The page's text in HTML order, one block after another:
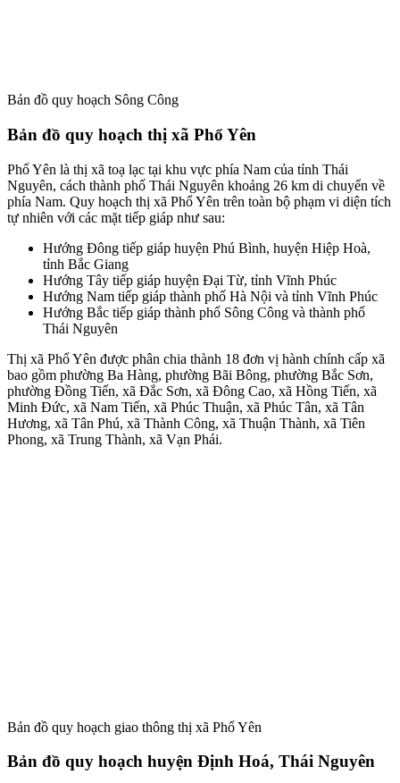
Bản đồ quy hoạch Sông Công
Bản đồ quy hoạch thị xã Phổ Yên
Phổ Yên là thị xã toạ lạc tại khu vực phía Nam của tỉnh Thái
Nguyên, cách thành phố Thái Nguyên khoảng 26 km di chuyển về
phía Nam. Quy hoạch thị xã Phổ Yên trên toàn bộ phạm vi diện tích
tự nhiên với các mặt tiếp giáp như sau:
Hướng Đông tiếp giáp huyện Phú Bình, huyện Hiệp Hoà,
tỉnh Bắc Giang
Hướng Tây tiếp giáp huyện Đại Từ, tỉnh Vĩnh Phúc
Hướng Nam tiếp giáp thành phố Hà Nội và tỉnh Vĩnh Phúc
Hướng Bắc tiếp giáp thành phố Sông Công và thành phố
Thái Nguyên
Thị xã Phổ Yên được phân chia thành 18 đơn vị hành chính cấp xã
bao gồm phường Ba Hàng, phường Bãi Bông, phường Bắc Sơn,
phường Đồng Tiến, xã Đắc Sơn, xã Đông Cao, xã Hồng Tiến, xã
Minh Đức, xã Nam Tiến, xã Phúc Thuận, xã Phúc Tân, xã Tân
Hương, xã Tân Phú, xã Thành Công, xã Thuận Thành, xã Tiên
Phong, xã Trung Thành, xã Vạn Phái.
Bản đồ quy hoạch giao thông thị xã Phổ Yên
Bản đồ quy hoạch huyện Định Hoá, Thái Nguyên